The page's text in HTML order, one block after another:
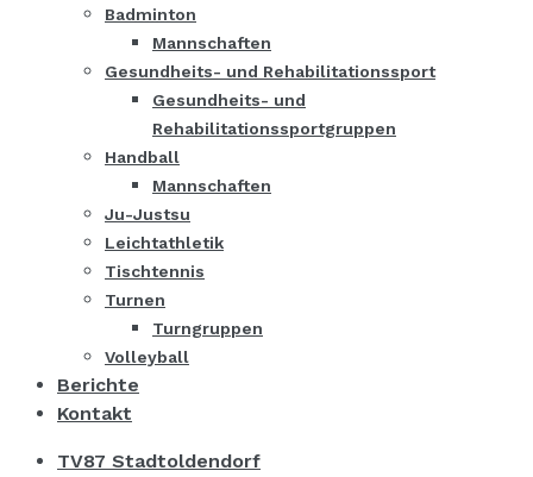
Badminton
Mannschaften
Gesundheits- und Rehabilitationssport
Gesundheits- und
Rehabilitationssportgruppen
Handball
Mannschaften
Ju-Justsu
Leichtathletik
Tischtennis
Turnen
Turngruppen
Volleyball
Berichte
Kontakt
TV87 Stadtoldendorf